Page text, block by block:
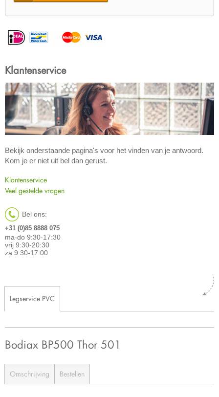
Klantenservice
Bekijk onderstaande pagina's voor het vinden van je antwoord.
Kom je er niet uit bel dan gerust.
Klantenservice
Veel gestelde vragen
Bel ons:
+31 (0)85 8888 075
ma-do 9:30-17:30
vrij 9:30-20:30
za 9:30-17:00
Legservice PVC
Bodiax BP500 Thor 501
Omschrijving Bestellen